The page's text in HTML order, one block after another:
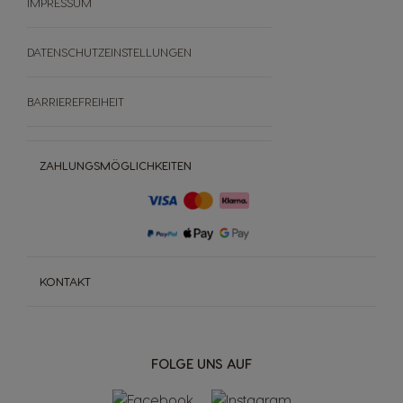
FOLGE UNS AUF
ZAHLUNGSMÖGLICHKEITEN
KONTAKT
DATENSCHUTZEINSTELLUNGEN
BARRIEREFREIHEIT